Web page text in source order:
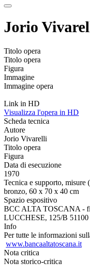
Jorio
Titolo opera
Titolo opera
Figura
Immagine
Immagine opera
Link in HD
Visualizza l'opera in HD
Scheda tecnica
Autore
Jorio Vivarelli
Titolo opera
Figura
Data di esecuzione
1970
Tecnica e supporto, misure
bronzo, 60 x 70 x 40 cm
Spazio espositivo
BCC ALTA TOSCANA -
LUCCHESE, 125/B
Info
Per tutte le informazioni
www.bancaaltatoscana.it
Nota critica
Nota storico-critica